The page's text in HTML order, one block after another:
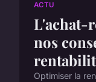
ACTU
L'achat-
nos
Optimiser la